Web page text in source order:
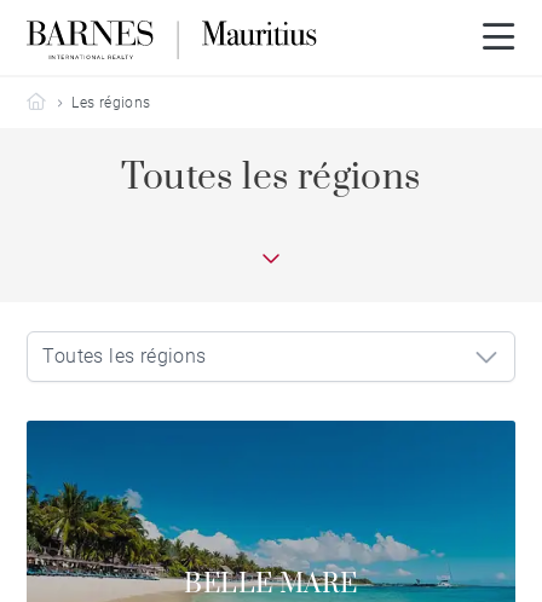
Barnes Mauritius
Les régions
Toutes les régions
Toutes les régions
BELLE MARE